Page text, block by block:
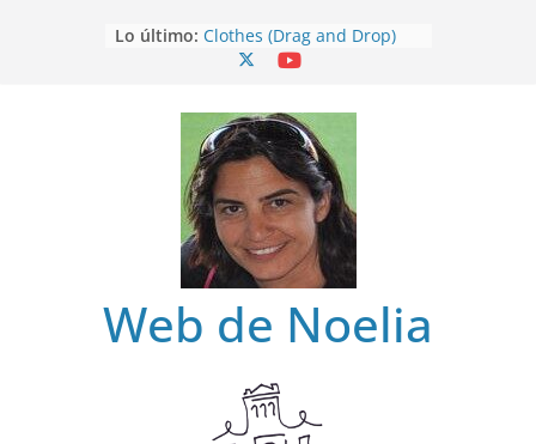
Lo último: Clothes (Drag and Drop)
Clothes
Clothes (Spot it)
Clothes (Listen and choose)
Web de Noelia